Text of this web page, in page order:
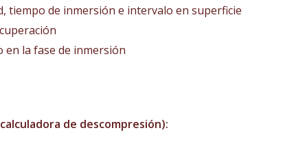
tiempo de inmersión e intervalo en superficie
en la fase de inmersión
de descompresión):